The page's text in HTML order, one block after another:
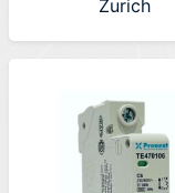
Zurich